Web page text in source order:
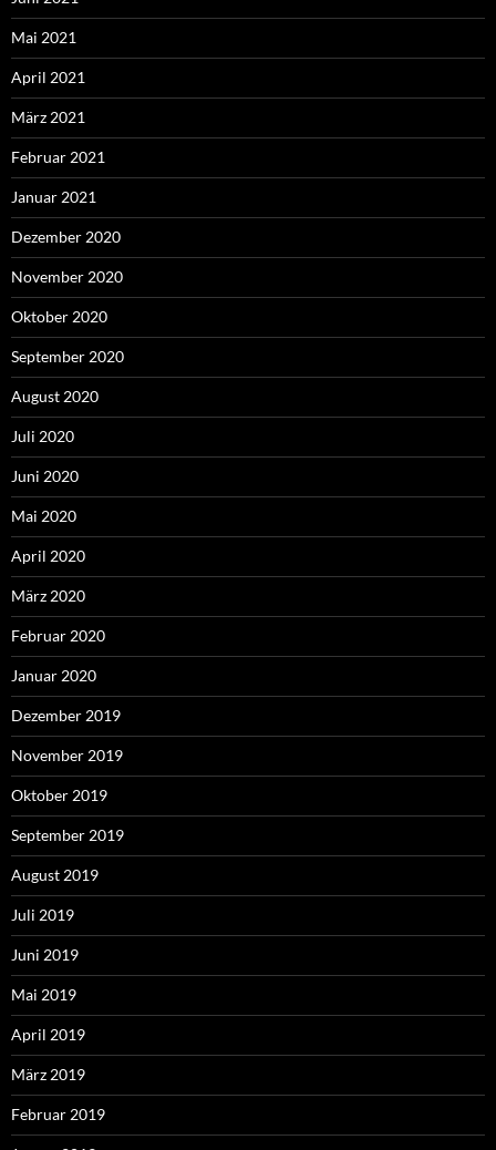
Mai 2021
April 2021
März 2021
Februar 2021
Januar 2021
Dezember 2020
November 2020
Oktober 2020
September 2020
August 2020
Juli 2020
Juni 2020
Mai 2020
April 2020
März 2020
Februar 2020
Januar 2020
Dezember 2019
November 2019
Oktober 2019
September 2019
August 2019
Juli 2019
Juni 2019
Mai 2019
April 2019
März 2019
Februar 2019